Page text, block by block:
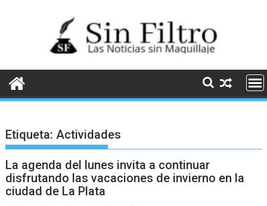
Etiqueta:Actividades
La agenda del lunes invita a continuar
disfrutando las vacaciones de invierno en la
ciudad de La Plata